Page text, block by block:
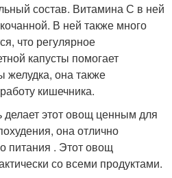
состав. Витамина С в ней
В ней также много
что регулярное
капусты помогает
желудка, она также
кишечника.
этот овощ ценным для
она отлично
питания . Этот овощ
со всеми продуктами.